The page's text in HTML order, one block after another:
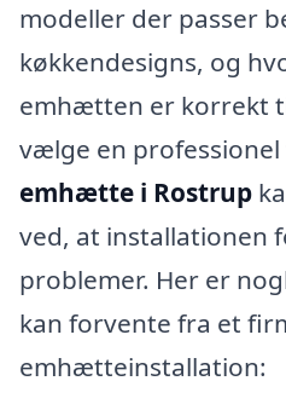
modeller der passer
køkkendesigns, og
emhætten er korrekt
vælge en professionel
emhætte i Rostrup
ved, at installationen
problemer. Her er
kan forvente fra et
emhætteinstallation: